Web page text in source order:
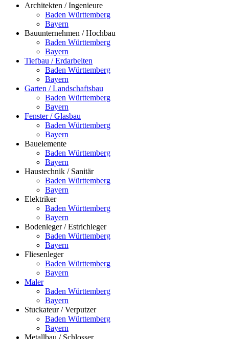
Architekten / Ingenieure
Baden Württemberg
Bayern
Bauunternehmen / Hochbau
Baden Württemberg
Bayern
Tiefbau / Erdarbeiten
Baden Württemberg
Bayern
Garten / Landschaftsbau
Baden Württemberg
Bayern
Fenster / Glasbau
Baden Württemberg
Bayern
Bauelemente
Baden Württemberg
Bayern
Haustechnik / Sanitär
Baden Württemberg
Bayern
Elektriker
Baden Württemberg
Bayern
Bodenleger / Estrichleger
Baden Württemberg
Bayern
Fliesenleger
Baden Württemberg
Bayern
Maler
Baden Württemberg
Bayern
Stuckateur / Verputzer
Baden Württemberg
Bayern
Metallbau / Schlosser